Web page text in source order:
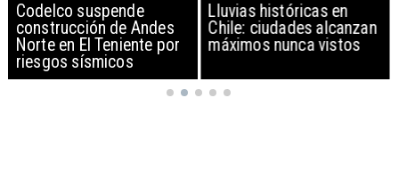
Codelco suspende
construcción de Andes
Norte en El Teniente por
riesgos sísmicos
Lluvias históricas en
Chile: ciudades alcanzan
máximos nunca vistos